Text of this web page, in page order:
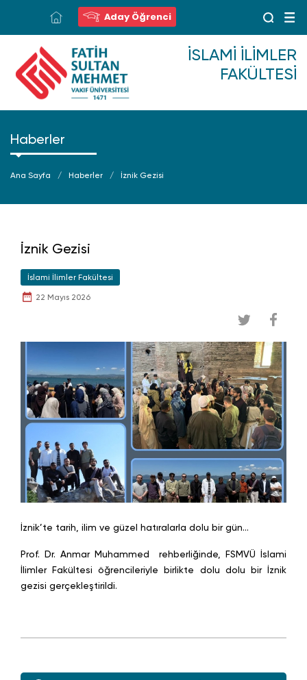
Aday Öğrenci
İSLAMI İLIMLER
FAKÜLTESI
Haberler
Ana Sayfa Haberler İznik Gezisi
İznik Gezisi
İslami İlimler Fakültesi
22 Mayıs 2026
İznik’te tarih, ilim ve güzel hatıralarla dolu bir gün…
Prof. Dr. Anmar Muhammed rehberliğinde, FSMVÜ İslami
İlimler Fakültesi öğrencileriyle birlikte dolu dolu bir İznik
gezisi gerçekleştirildi.